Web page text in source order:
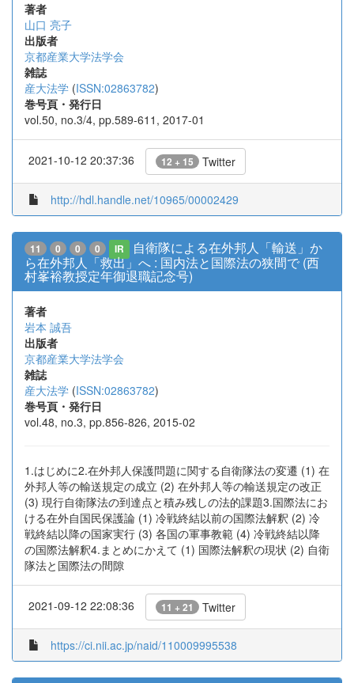
著者
山口 亮子
出版者
京都産業大学法学会
雑誌
産大法学 (ISSN:02863782)
巻号頁・発行日
vol.50, no.3/4, pp.589-611, 2017-01
2021-10-12 20:37:36 12 + 15 Twitter
http://hdl.handle.net/10965/00002429
11 0 0 0 IR
自衛隊による在外邦人「輸送」か
ら在外邦人「救出」へ : 国内法と国際法の狭間で (西
村峯裕教授定年御退職記念号)
著者
岩本 誠吾
出版者
京都産業大学法学会
雑誌
産大法学 (ISSN:02863782)
巻号頁・発行日
vol.48, no.3, pp.856-826, 2015-02
1.はじめに2.在外邦人保護問題に関する自衛隊法の変遷 (1) 在
外邦人等の輸送規定の成立 (2) 在外邦人等の輸送規定の改正
(3) 現行自衛隊法の到達点と積み残しの法的課題3.国際法にお
ける在外自国民保護論 (1) 冷戦終結以前の国際法解釈 (2) 冷
戦終結以降の国家実行 (3) 各国の軍事教範 (4) 冷戦終結以降
の国際法解釈4.まとめにかえて (1) 国際法解釈の現状 (2) 自衛
隊法と国際法の間隙
2021-09-12 22:08:36 11 + 21 Twitter
https://ci.nii.ac.jp/naid/110009995538